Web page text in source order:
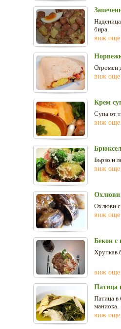
бира.
виж още
Огромен
виж още
Крем
Супа от
виж още
Бързо и
виж още
Охлюви
Охлюви с
виж още
Бекон с
Хрупкав
виж още
Патица
Патица в
маниока.
виж още